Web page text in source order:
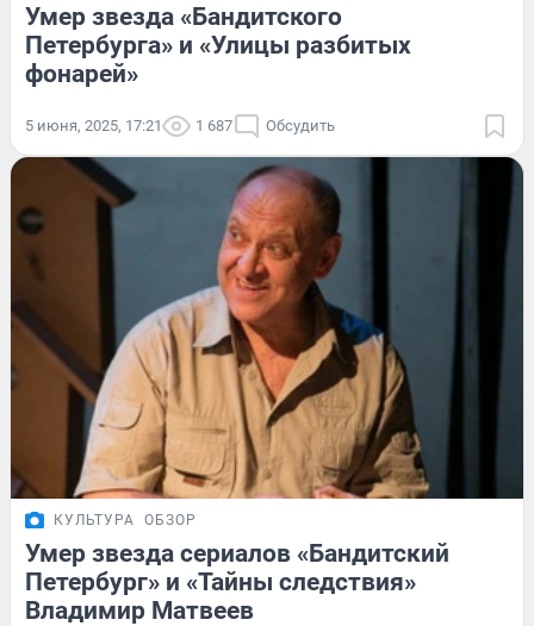
Умер звезда «Бандитского
Петербурга» и «Улицы разбитых
фонарей»
5 июня, 2025, 17:21 1 687 Обсудить
КУЛЬТУРА ОБЗОР
Умер звезда сериалов «Бандитский
Петербург» и «Тайны следствия»
Владимир Матвеев